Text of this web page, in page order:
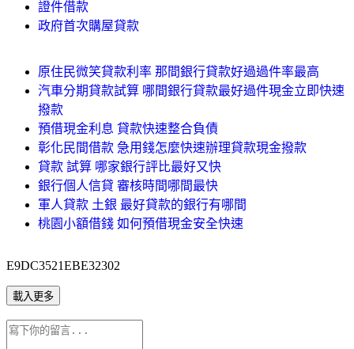
證件借款
政府首次購屋貸款
原住民微笑貸款利率 那間銀行貸款好過過件率最高
汽車分期貸款試算 哪間銀行貸款最好過件現金立即快速
撥款
預借現金利息 貸款快速整合負債
彰化民間借款 急用錢怎麼快速辦理貸款現金撥款
貸款 試算 哪家銀行評比最好又快
銀行個人信貸 審核時間哪間最快
軍人貸款 土銀 最好貸款的銀行有哪間
桃園小額借錢 如何預借現金安全快速
E9DC3521EBE32302
載入更多